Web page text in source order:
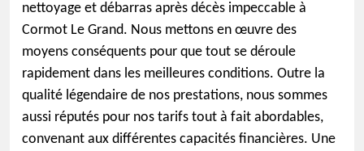
nettoyage et débarras après décès impeccable à
Cormot Le Grand. Nous mettons en œuvre des
moyens conséquents pour que tout se déroule
rapidement dans les meilleures conditions. Outre la
qualité légendaire de nos prestations, nous sommes
aussi réputés pour nos tarifs tout à fait abordables,
convenant aux différentes capacités financières. Une